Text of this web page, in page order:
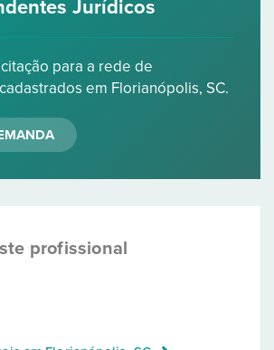
Jurídicos
para a rede de
em Florianópolis, SC.
profissional